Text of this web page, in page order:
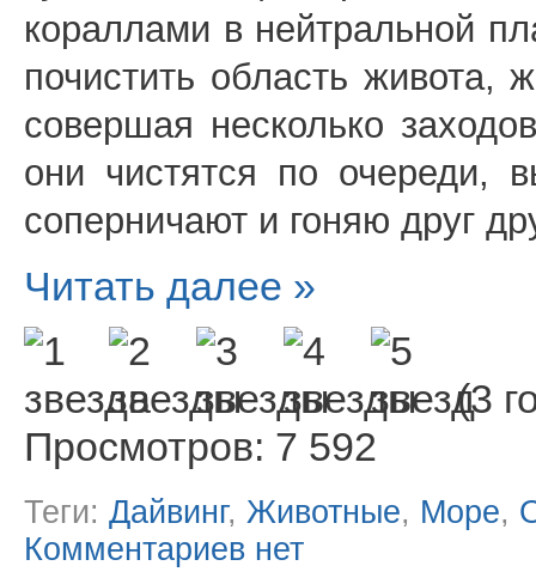
кораллами в нейтральной
почистить область живота,
совершая несколько
они чистятся по очереди,
соперничают и гоняю друг
Читать далее »
(3
Просмотров: 7 592
Теги: Дайвинг, Животные, Море,
Комментариев нет